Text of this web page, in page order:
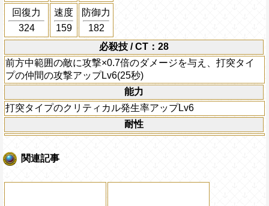
回復力
324
速度
159
防御力
182
必殺技 / CT：28
前方中範囲の敵に攻撃×0.7倍のダメージを与え、打突タイ
プの仲間の攻撃アップLv6(25秒)
能力
打突タイプのクリティカル発生率アップLv6
耐性
関連記事